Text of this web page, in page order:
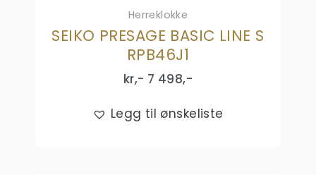
Herreklokke
SEIKO PRESAGE BASIC LINE S
RPB46J1
kr,- 7 498,-
Legg til ønskeliste